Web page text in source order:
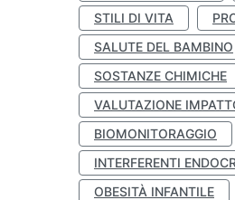
STILI DI VITA
SALUTE DEL BAMBINO
SOSTANZE CHIMICHE
VALUTAZIONE
BIOMONITORAGGIO
INTERFERENTI
OBESITÀ INFANTILE